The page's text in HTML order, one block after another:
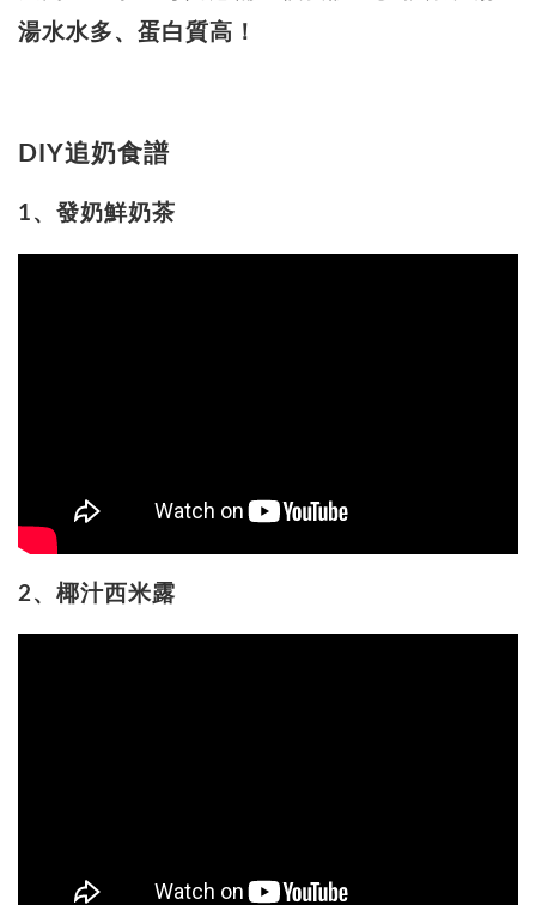
湯水水多、蛋白質高！
DIY追奶食譜
1、發奶鮮奶茶
2、椰汁西米露